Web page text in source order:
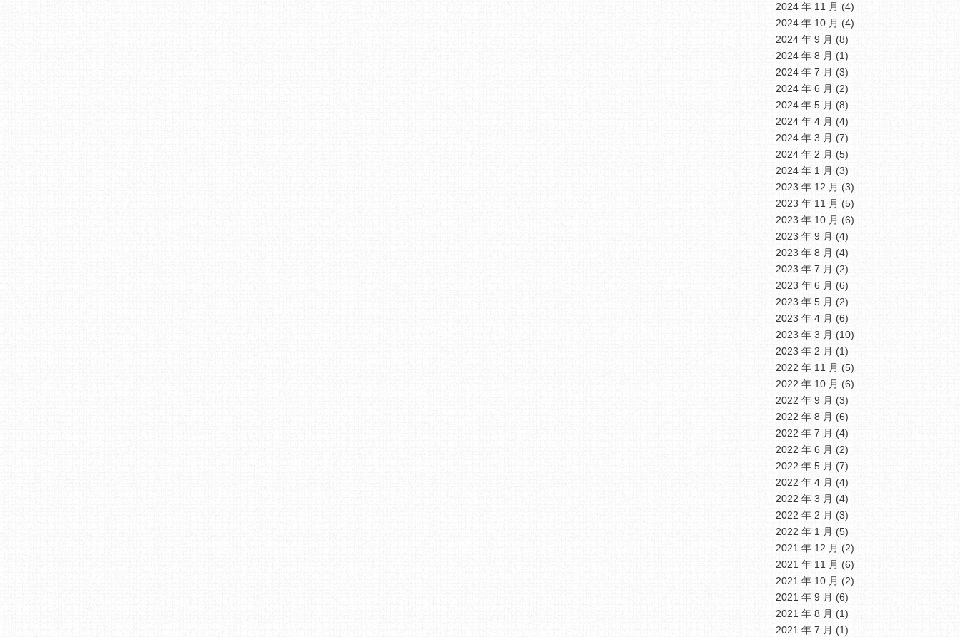
2024 年 11 月 (4)
2024 年 10 月 (4)
2024 年 9 月 (8)
2024 年 8 月 (1)
2024 年 7 月 (3)
2024 年 6 月 (2)
2024 年 5 月 (8)
2024 年 4 月 (4)
2024 年 3 月 (7)
2024 年 2 月 (5)
2024 年 1 月 (3)
2023 年 12 月 (3)
2023 年 11 月 (5)
2023 年 10 月 (6)
2023 年 9 月 (4)
2023 年 8 月 (4)
2023 年 7 月 (2)
2023 年 6 月 (6)
2023 年 5 月 (2)
2023 年 4 月 (6)
2023 年 3 月 (10)
2023 年 2 月 (1)
2022 年 11 月 (5)
2022 年 10 月 (6)
2022 年 9 月 (3)
2022 年 8 月 (6)
2022 年 7 月 (4)
2022 年 6 月 (2)
2022 年 5 月 (7)
2022 年 4 月 (4)
2022 年 3 月 (4)
2022 年 2 月 (3)
2022 年 1 月 (5)
2021 年 12 月 (2)
2021 年 11 月 (6)
2021 年 10 月 (2)
2021 年 9 月 (6)
2021 年 8 月 (1)
2021 年 7 月 (1)